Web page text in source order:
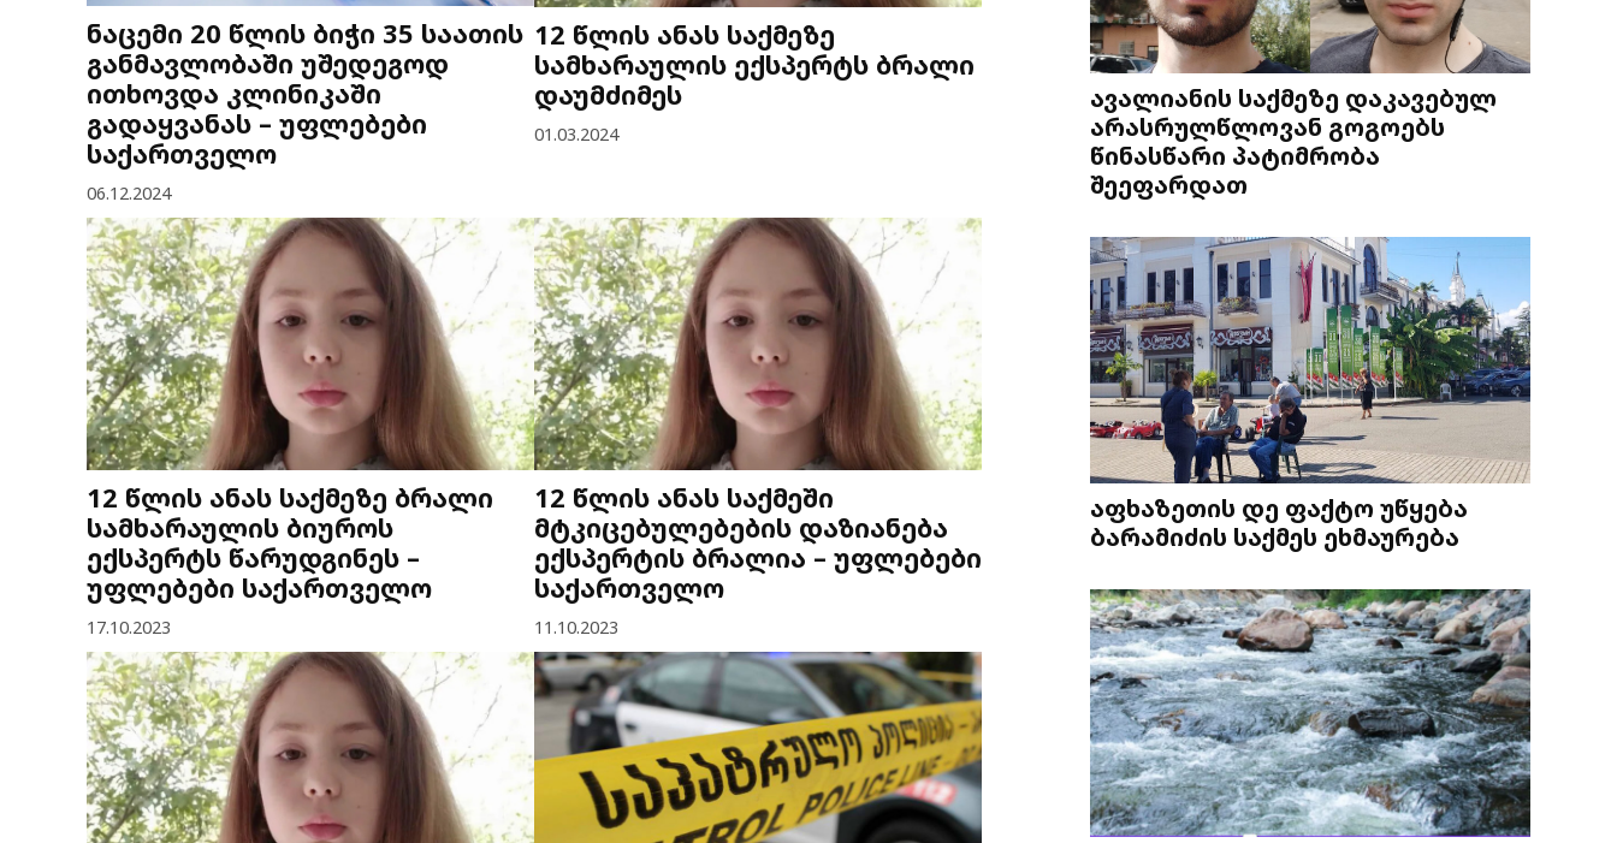
ნაცემი 20 წლის ბიჭი 35 საათის
განმავლობაში უშედეგოდ
ითხოვდა კლინიკაში
გადაყვანას – უფლებები
საქართველო
06.12.2024
12 წლის ანას საქმეზე
სამხარაულის ექსპერტს ბრალი
დაუმძიმეს
01.03.2024
12 წლის ანას საქმეზე ბრალი
სამხარაულის ბიუროს
ექსპერტს წარუდგინეს –
უფლებები საქართველო
17.10.2023
12 წლის ანას საქმეში
მტკიცებულებების დაზიანება
ექსპერტის ბრალია – უფლებები
საქართველო
11.10.2023
ავალიანის საქმეზე დაკავებულ
არასრულწლოვან გოგოებს
წინასწარი პატიმრობა
შეეფარდათ
აფხაზეთის დე ფაქტო უწყება
ბარამიძის საქმეს ეხმაურება